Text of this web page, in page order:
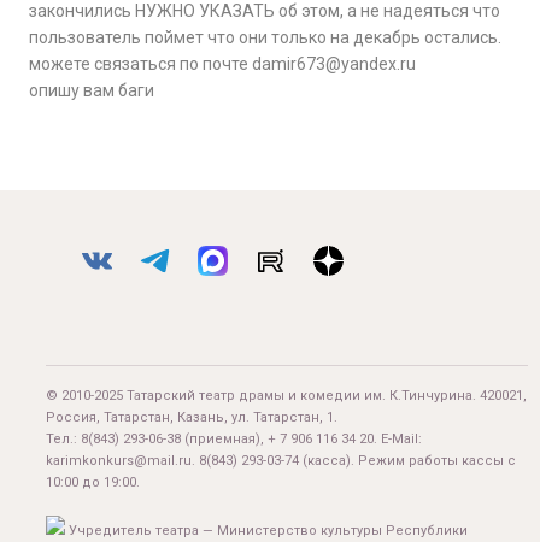
закончились НУЖНО УКАЗАТЬ об этом, а не надеяться что
пользователь поймет что они только на декабрь остались.
можете связаться по почте damir673@yandex.ru
опишу вам баги
© 2010-2025 Татарский театр драмы и комедии им. К.Тинчурина. 420021,
Россия, Татарстан, Казань, ул. Татарстан, 1.
Тел.: 8(843) 293-06-38 (приемная), + 7 906 116 34 20. E-Mail:
karimkonkurs@mail.ru. 8(843) 293-03-74 (касса). Режим работы кассы с
10:00 до 19:00.
Учредитель театра — Министерство культуры Республики